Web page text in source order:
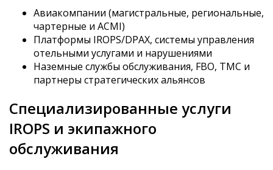
Авиакомпании (магистральные, региональные,
чартерные и ACMI)
Платформы IROPS/DPAX, системы управления
отельными услугами и нарушениями
Наземные службы обслуживания, FBO, TMC и
партнеры стратегических альянсов
Специализированные услуги
IROPS и экипажного
обслуживания